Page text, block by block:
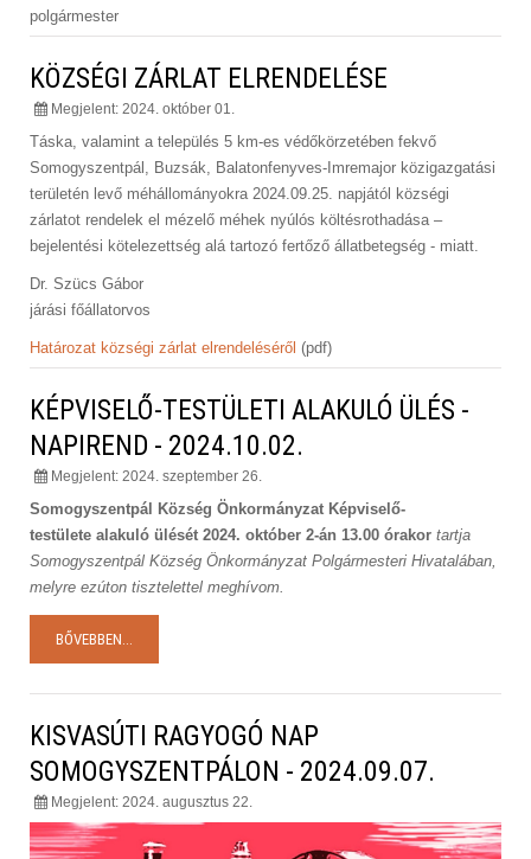
polgármester
KÖZSÉGI ZÁRLAT ELRENDELÉSE
Megjelent: 2024. október 01.
Táska, valamint a település 5 km-es védőkörzetében fekvő
Somogyszentpál, Buzsák, Balatonfenyves-Imremajor közigazgatási
területén levő méhállományokra 2024.09.25. napjától községi
zárlatot rendelek el mézelő méhek nyúlós költésrothadása –
bejelentési kötelezettség alá tartozó fertőző állatbetegség - miatt.
Dr. Szücs Gábor
járási főállatorvos
Határozat községi zárlat elrendeléséről (pdf)
KÉPVISELŐ-TESTÜLETI ALAKULÓ ÜLÉS -
NAPIREND - 2024.10.02.
Megjelent: 2024. szeptember 26.
Somogyszentpál Község Önkormányzat Képviselő-
testülete alakuló ülését 2024. október 2-án 13.00 órakor tartja
Somogyszentpál Község Önkormányzat Polgármesteri Hivatalában,
melyre ezúton tisztelettel meghívom.
BŐVEBBEN...
KISVASÚTI RAGYOGÓ NAP
SOMOGYSZENTPÁLON - 2024.09.07.
Megjelent: 2024. augusztus 22.